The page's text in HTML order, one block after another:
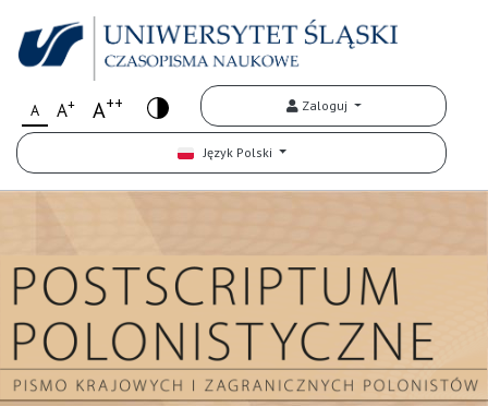
A A+ A++ Zaloguj
Język Polski